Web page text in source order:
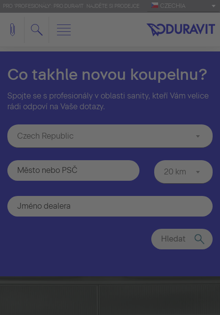
PRO 'PROFESIONÁLY': PRO.DURAVIT NAJDĚTE SI PRODEJCE CZECHIA
Co takhle novou koupelnu?
Spojte se s profesionály v oblasti sanity, kteří Vám velice
rádi odpoví na Vaše dotazy.
Czech Republic
20 km
Hledat